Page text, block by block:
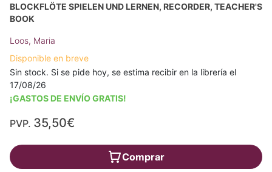
BLOCKFLÖTE SPIELEN UND LERNEN, RECORDER, TEACHER'S
BOOK
Loos, Maria
Disponible en breve
Sin stock. Si se pide hoy, se estima recibir en la librería el
17/08/26
¡GASTOS DE ENVÍO GRATIS!
PVP. 35,50€
Comprar